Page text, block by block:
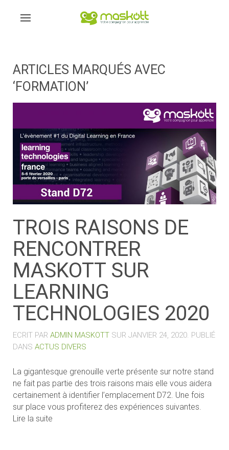
ARTICLES MARQUÉS AVEC
‘FORMATION’
TROIS RAISONS DE
RENCONTRER
MASKOTT SUR
LEARNING
TECHNOLOGIES 2020
ECRIT PAR ADMIN MASKOTT SUR JANVIER 24, 2020. PUBLIÉ
DANS ACTUS DIVERS
La gigantesque grenouille verte présente sur notre stand
ne fait pas partie des trois raisons mais elle vous aidera
certainement à identifier l’emplacement D72. Une fois
sur place vous profiterez des expériences suivantes.
Lire la suite